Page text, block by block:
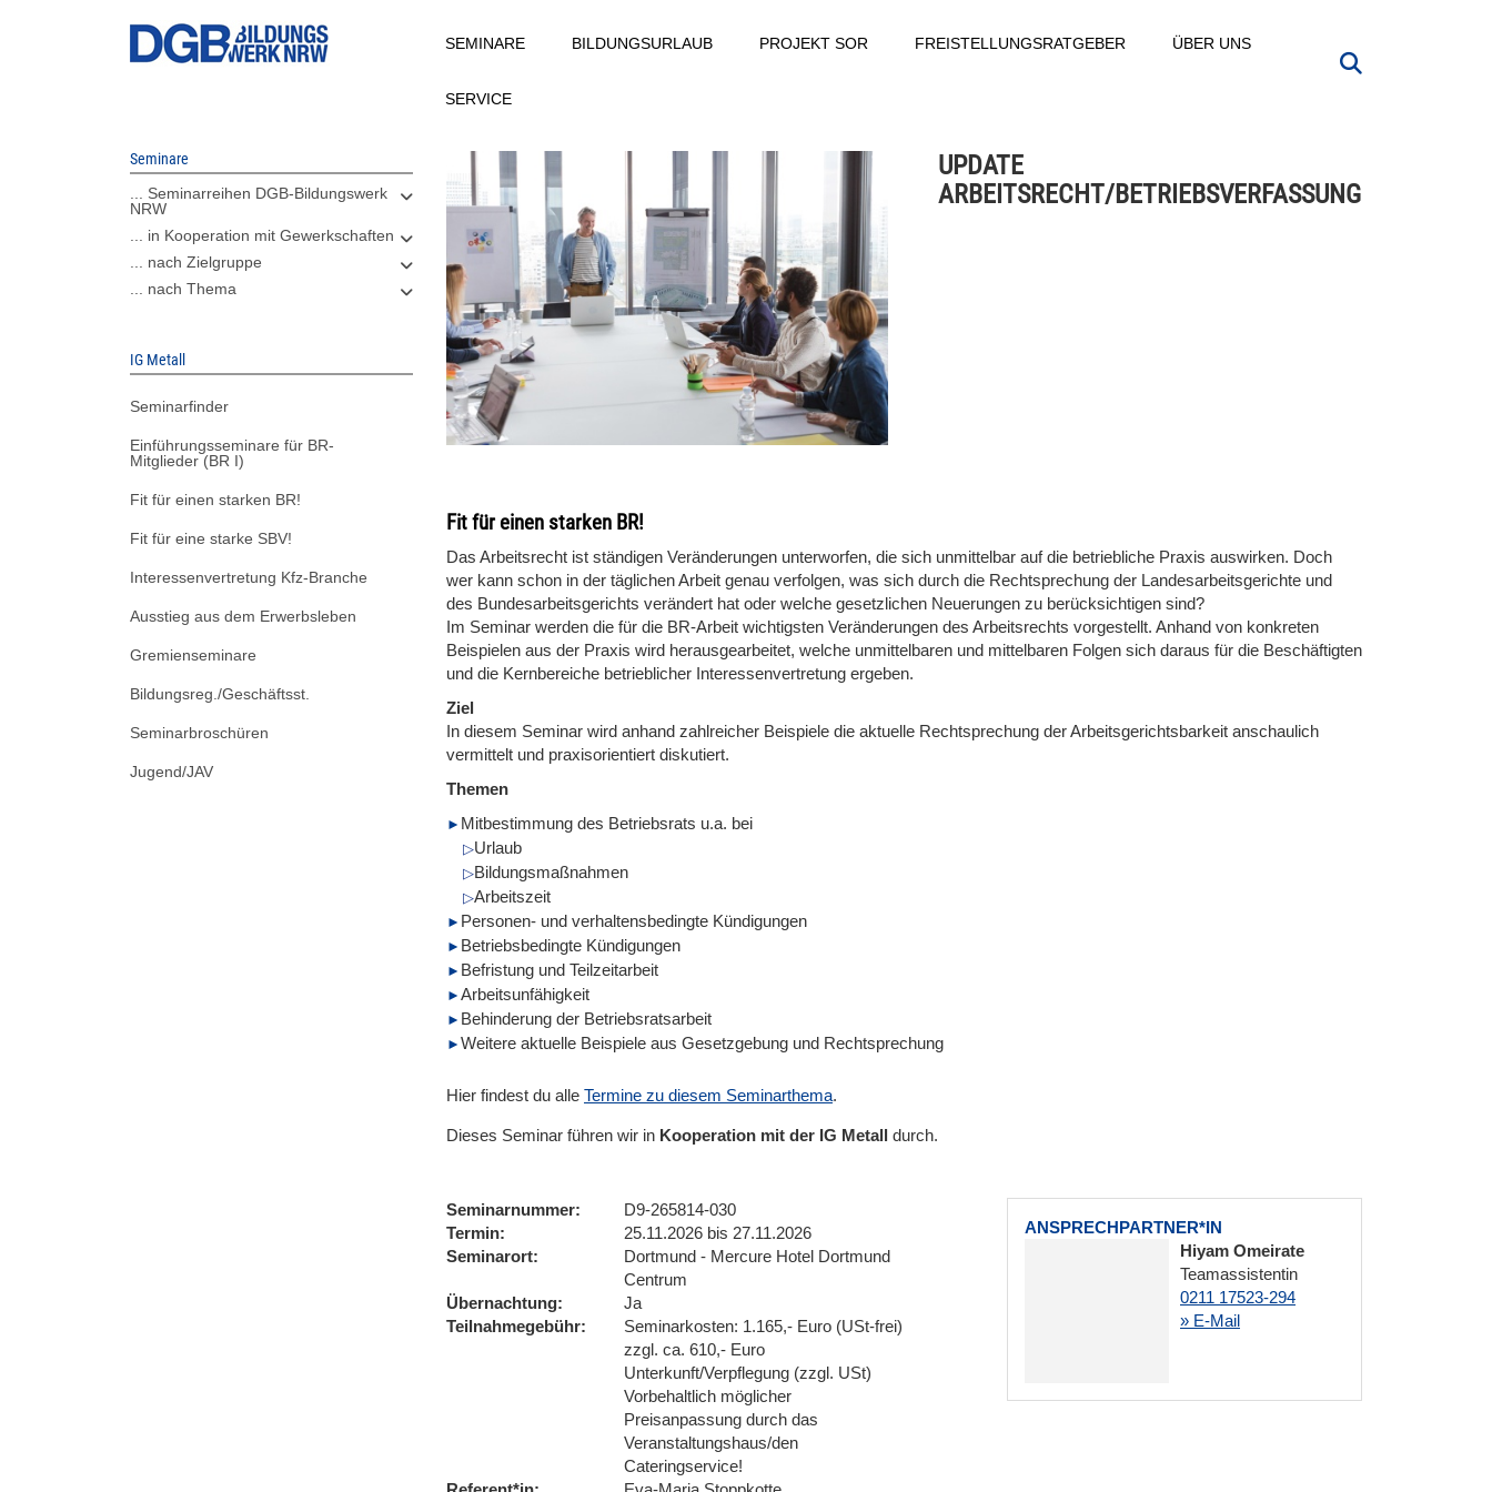
SEMINARE BILDUNGSURLAUB PROJEKT SOR FREISTELLUNGSRATGEBER ÜBER UNS
SERVICE
Seminare
... Seminarreihen DGB-Bildungswerk
NRW
... in Kooperation mit Gewerkschaften
... nach Zielgruppe
... nach Thema
IG Metall
Seminarfinder
Einführungsseminare für BR-
Mitglieder (BR I)
Fit für einen starken BR!
Fit für eine starke SBV!
Interessenvertretung Kfz-Branche
Ausstieg aus dem Erwerbsleben
Gremienseminare
Bildungsreg./Geschäftsst.
Seminarbroschüren
Jugend/JAV
UPDATE
ARBEITSRECHT/BETRIEBSVERFASSUNG
Fit für einen starken BR!
Das Arbeitsrecht ist ständigen Veränderungen unterworfen, die sich unmittelbar auf die betriebliche Praxis auswirken. Doch
wer kann schon in der täglichen Arbeit genau verfolgen, was sich durch die Rechtsprechung der Landesarbeitsgerichte und
des Bundesarbeitsgerichts verändert hat oder welche gesetzlichen Neuerungen zu berücksichtigen sind?
Im Seminar werden die für die BR-Arbeit wichtigsten Veränderungen des Arbeitsrechts vorgestellt. Anhand von konkreten
Beispielen aus der Praxis wird herausgearbeitet, welche unmittelbaren und mittelbaren Folgen sich daraus für die Beschäftigten
und die Kernbereiche betrieblicher Interessenvertretung ergeben.
Ziel
In diesem Seminar wird anhand zahlreicher Beispiele die aktuelle Rechtsprechung der Arbeitsgerichtsbarkeit anschaulich
vermittelt und praxisorientiert diskutiert.
Themen
Mitbestimmung des Betriebsrats u.a. bei
Urlaub
Bildungsmaßnahmen
Arbeitszeit
Personen- und verhaltensbedingte Kündigungen
Betriebsbedingte Kündigungen
Befristung und Teilzeitarbeit
Arbeitsunfähigkeit
Behinderung der Betriebsratsarbeit
Weitere aktuelle Beispiele aus Gesetzgebung und Rechtsprechung
Hier findest du alle Termine zu diesem Seminarthema.
Dieses Seminar führen wir in Kooperation mit der IG Metall durch.
ANSPRECHPARTNER*IN
Hiyam Omeirate
Teamassistentin
0211 17523-294
» E-Mail
Seminarnummer
D9-265814-030
Termin
25.11.2026 bis 27.11.2026
Seminarort
Dortmund - Mercure Hotel Dortmund
Centrum
Übernachtung
Ja
Teilnahmegebühr
Seminarkosten: 1.165,- Euro (USt-frei)
zzgl. ca. 610,- Euro
Unterkunft/Verpflegung (zzgl. USt)
Vorbehaltlich möglicher
Preisanpassung durch das
Veranstaltungshaus/den
Cateringservice!